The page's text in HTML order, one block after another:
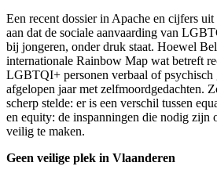
Een recent dossier in Apache en cijfers
aan dat de sociale aanvaarding van
bij jongeren, onder druk staat. Hoewel
internationale Rainbow Map wat betreft
LGBTQI+ personen verbaal of psychisch
afgelopen jaar met zelfmoordgedachten.
scherp stelde: er is een verschil tussen
en equity: de inspanningen die nodig zijn
veilig te maken.
Geen veilige plek in Vlaanderen